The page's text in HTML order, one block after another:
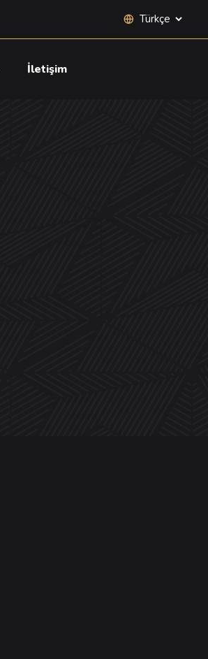
Site dili seçimi
İletişim